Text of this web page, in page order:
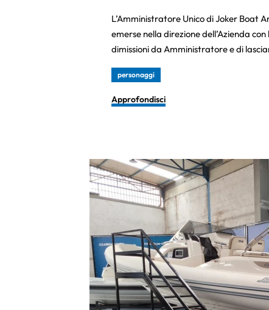
L’Amministratore Unico di Joker Boat
emerse nella direzione dell’Azienda
dimissioni da Amministratore e di
personaggi
Approfondisci